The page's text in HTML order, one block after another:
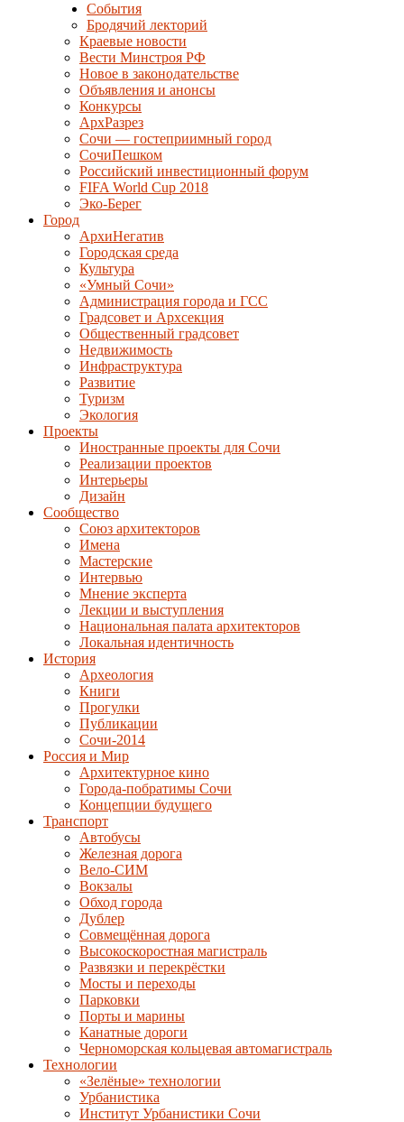
События
Бродячий лекторий
Краевые новости
Вести Минстроя РФ
Новое в законодательстве
Объявления и анонсы
Конкурсы
АрхРазрез
Сочи — гостеприимный город
СочиПешком
Российский инвестиционный форум
FIFA World Cup 2018
Эко-Берег
Город
АрхиНегатив
Городская среда
Культура
«Умный Сочи»
Администрация города и ГСС
Градсовет и Архсекция
Общественный градсовет
Недвижимость
Инфраструктура
Развитие
Туризм
Экология
Проекты
Иностранные проекты для Сочи
Реализации проектов
Интерьеры
Дизайн
Сообщество
Союз архитекторов
Имена
Мастерские
Интервью
Мнение эксперта
Лекции и выступления
Национальная палата архитекторов
Локальная идентичность
История
Археология
Книги
Прогулки
Публикации
Сочи-2014
Россия и Мир
Архитектурное кино
Города-побратимы Сочи
Концепции будущего
Транспорт
Автобусы
Железная дорога
Вело-СИМ
Вокзалы
Обход города
Дублер
Совмещённая дорога
Высокоскоростная магистраль
Развязки и перекрёстки
Мосты и переходы
Парковки
Порты и марины
Канатные дороги
Черноморская кольцевая автомагистраль
Технологии
«Зелёные» технологии
Урбанистика
Институт Урбанистики Сочи